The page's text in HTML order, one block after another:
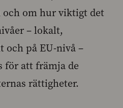
och om hur viktigt det
– lokalt,
på EU-nivå –
för att främja de
rättigheter.